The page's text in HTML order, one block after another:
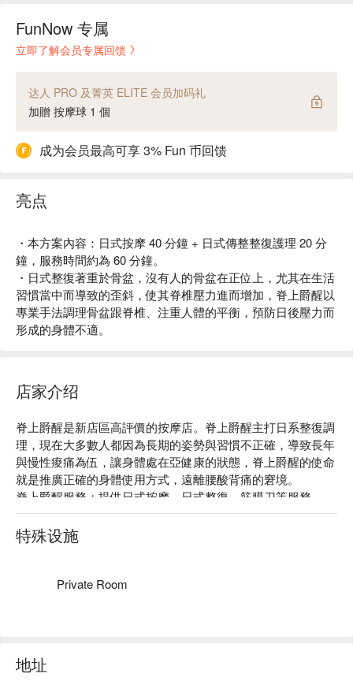
FunNow 专属
立即了解会员专属回馈
达人 PRO 及菁英 ELITE 会员加码礼
加贈 按摩球 1 個
成为会员最高可享 3% Fun 币回馈
亮点
・本方案內容：日式按摩 40 分鐘 + 日式傳整整復護理 20 分
鐘，服務時間約為 60 分鐘。
・日式整復著重於骨盆，沒有人的骨盆在正位上，尤其在生活
習慣當中而導致的歪斜，使其脊椎壓力進而增加，脊上爵醒以
專業手法調理骨盆跟脊椎、注重人體的平衡，預防日後壓力而
形成的身體不適。
店家介绍
脊上爵醒是新店區高評價的按摩店。脊上爵醒主打日系整復調
理，現在大多數人都因為長期的姿勢與習慣不正確，導致長年
與慢性痠痛為伍，讓身體處在亞健康的狀態，脊上爵醒的使命
就是推廣正確的身體使用方式，遠離腰酸背痛的窘境。
脊上爵醒服務：提供日式按摩、日式整復、筋膜刀等服務。
脊上爵醒推薦：服務人員皆為男性資深整脊師、按摩師，專業
的傳統整復推拿服務有效調理您的身體。
脊上爵醒預約、脊上爵醒價格立刻查看 ⬇︎
特殊设施
Private Room
地址